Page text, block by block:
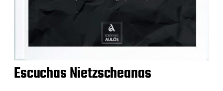
Escuchas Nietzscheanas